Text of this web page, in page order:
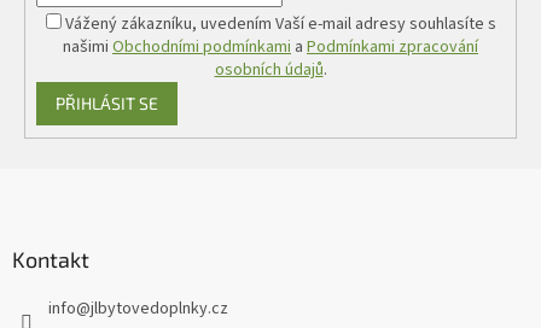
Vážený zákazníku, uvedením Vaší e-mail adresy souhlasíte s
našimi Obchodními podmínkami a Podmínkami zpracování
osobních údajů.
PŘIHLÁSIT SE
Kontakt
info@jlbytovedoplnky.cz